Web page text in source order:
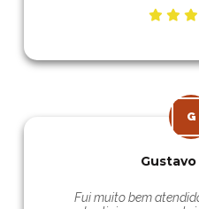
Fui muito bem